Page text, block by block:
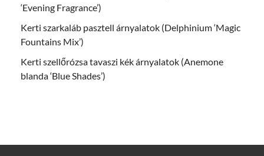
‘Evening Fragrance’)
Kerti szarkaláb pasztell árnyalatok (Delphinium ‘Magic
Fountains Mix’)
Kerti szellőrózsa tavaszi kék árnyalatok (Anemone
blanda ‘Blue Shades’)